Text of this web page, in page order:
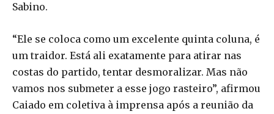
Sabino.
“Ele se coloca como um excelente quinta coluna, é
um traidor. Está ali exatamente para atirar nas
costas do partido, tentar desmoralizar. Mas não
vamos nos submeter a esse jogo rasteiro”, afirmou
Caiado em coletiva à imprensa após a reunião da